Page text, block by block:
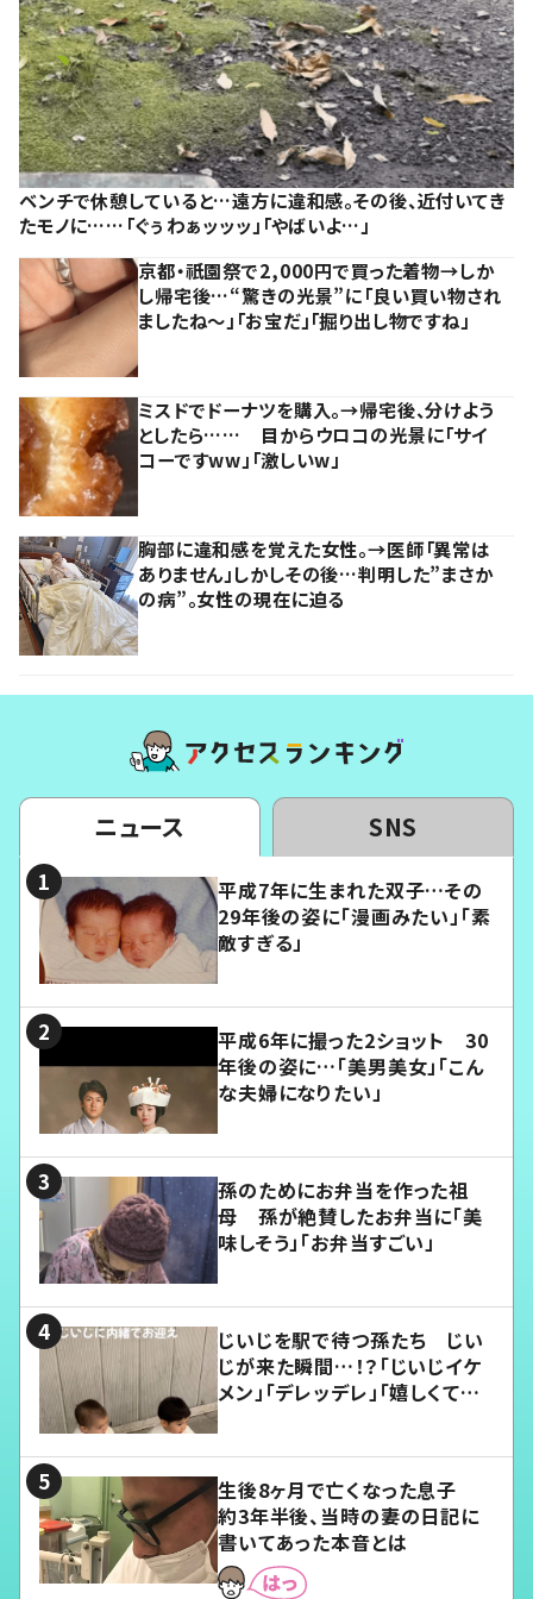
ベンチで休憩していると…遠方に違和感。その後、近付いてき
たモノに……「ぐぅわぁッッッ」「やばいよ…」
京都・祇園祭で2,000円で買った着物→しか
し帰宅後…“驚きの光景”に「良い買い物され
ましたね～」「お宝だ」「掘り出し物ですね」
ミスドでドーナツを購入。→帰宅後、分けよう
としたら…… 目からウロコの光景に「サイ
コーですww」「激しいw」
胸部に違和感を覚えた女性。→医師「異常は
ありません」しかしその後…判明した”まさか
の病”。女性の現在に迫る
ニュース SNS
平成7年に生まれた双子…その
29年後の姿に「漫画みたい」「素
敵すぎる」
平成6年に撮った2ショット 30
年後の姿に…「美男美女」「こん
な夫婦になりたい」
孫のためにお弁当を作った祖
母 孫が絶賛したお弁当に「美
味しそう」「お弁当すごい」
じいじを駅で待つ孫たち じい
じが来た瞬間…！？「じいじイケ
メン」「デレッデレ」「嬉しくて可
生後8ヶ月で亡くなった息子
約3年半後、当時の妻の日記に
書いてあった本音とは